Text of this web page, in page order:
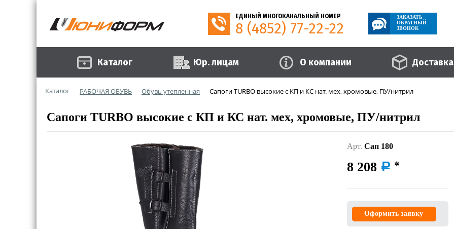
ЕДИНЫЙ МНОГОКАНАЛЬНЫЙ НОМЕР
8 (4852) 77-22-22
ЗАКАЗАТЬ
ОБРАТНЫЙ
ЗВОНОК
Каталог Юр. лицам О компании Доставка
Каталог РАБОЧАЯ ОБУВЬ Обувь утепленная Сапоги TURBO высокие с КП и КС нат. мех, хромовые, ПУ/нитрил
Сапоги TURBO высокие с КП и КС нат. мех, хромовые, ПУ/нитрил
Арт. Сап 180
8 208 a
Оформить заявку